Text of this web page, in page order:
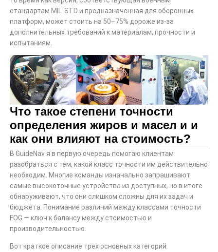
стандартам MIL-STD и предназначенная для оборонных
платформ, может стоить на 50–75% дороже из-за
дополнительных требований к материалам, прочности и
испытаниям.
Что такое степени точности
определения жиров и масел и и
как они влияют на стоимость?
В GuideNav я в первую очередь помогаю клиентам
разобраться с тем, какой класс точности им действительно
необходим. Многие команды изначально запрашивают
самые высокоточные устройства из доступных, но в итоге
обнаруживают, что они слишком сложны для их задач и
бюджета. Понимание различий между классами точности
FOG — ключ к балансу между стоимостью и
производительностью.
Вот краткое описание трех основных категорий: